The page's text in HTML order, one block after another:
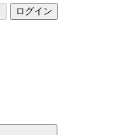
ログイン